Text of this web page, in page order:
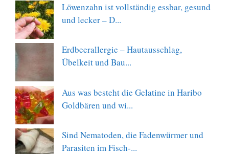
Löwenzahn ist vollständig essbar, gesund
und lecker – D...
Erdbeerallergie – Hautausschlag,
Übelkeit und Bau...
Aus was besteht die Gelatine in Haribo
Goldbären und wi...
Sind Nematoden, die Fadenwürmer und
Parasiten im Fisch-...